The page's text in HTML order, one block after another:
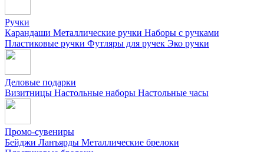
Ручки
Карандаши Металлические ручки Наборы с ручками
Пластиковые ручки Футляры для ручек Эко ручки
Деловые подарки
Визитницы Настольные наборы Настольные часы
Промо-сувениры
Бейджи Ланъярды Металлические брелоки